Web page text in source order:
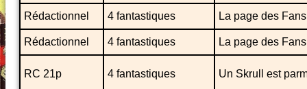
Rédactionnel 4 fantastiques La page des
Rédactionnel 4 fantastiques La page des
RC 21p 4 fantastiques Un Skrull est